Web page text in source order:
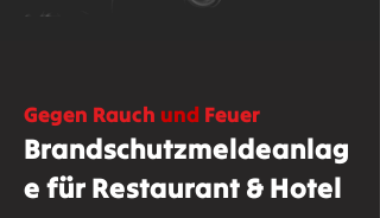
Gegen Rauch und Feuer
Brandschutzmeldeanlag
e für Restaurant & Hotel